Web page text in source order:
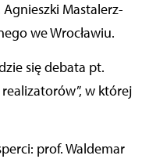
Mastalerz-
we Wrocławiu.
się debata pt.
w której
prof. Waldemar